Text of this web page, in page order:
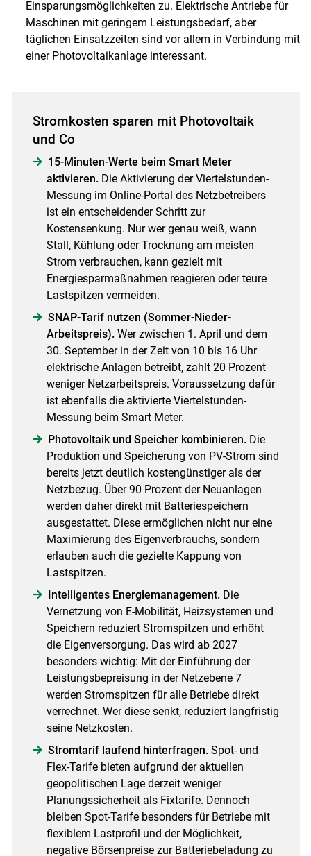
Einsparungsmöglichkeiten zu. Elektrische Antriebe für
Maschinen mit geringem Leistungsbedarf, aber
täglichen Einsatzzeiten sind vor allem in Verbindung mit
einer Photovoltaikanlage interessant.
Stromkosten sparen mit Photovoltaik
und Co
15-Minuten-Werte beim Smart Meter
aktivieren.Die Aktivierung der Viertelstunden-
Messung im Online-Portal des Netzbetreibers
ist ein entscheidender Schritt zur
Kostensenkung. Nur wer genau weiß, wann
Stall, Kühlung oder Trocknung am meisten
Strom verbrauchen, kann gezielt mit
Energiesparmaßnahmen reagieren oder teure
Lastspitzen vermeiden.
SNAP-Tarif nutzen (Sommer-Nieder-
Arbeitspreis). Wer zwischen 1. April und dem
30. September in der Zeit von 10 bis 16 Uhr
elektrische Anlagen betreibt, zahlt 20 Prozent
weniger Netzarbeitspreis. Voraussetzung dafür
ist ebenfalls die aktivierte Viertelstunden-
Messung beim Smart Meter.
Photovoltaik und Speicher kombinieren.Die
Produktion und Speicherung von PV-Strom sind
bereits jetzt deutlich kostengünstiger als der
Netzbezug. Über 90 Prozent der Neuanlagen
werden daher direkt mit Batteriespeichern
ausgestattet. Diese ermöglichen nicht nur eine
Maximierung des Eigenverbrauchs, sondern
erlauben auch die gezielte Kappung von
Lastspitzen.
Intelligentes Energiemanagement. Die
Vernetzung von E-Mobilität, Heizsystemen und
Speichern reduziert Stromspitzen und erhöht
die Eigenversorgung. Das wird ab 2027
besonders wichtig: Mit der Einführung der
Leistungsbepreisung in der Netzebene 7
werden Stromspitzen für alle Betriebe direkt
verrechnet. Wer diese senkt, reduziert langfristig
seine Netzkosten.
Stromtarif laufend hinterfragen. Spot- und
Flex-Tarife bieten aufgrund der aktuellen
geopolitischen Lage derzeit weniger
Planungssicherheit als Fixtarife. Dennoch
bleiben Spot-Tarife besonders für Betriebe mit
flexiblem Lastprofil und der Möglichkeit,
negative Börsenpreise zur Batteriebeladung zu